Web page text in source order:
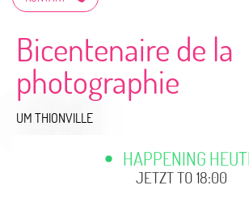
Bicentenaire de la
photographie
UM THIONVILLE
HAPPENING
JETZT TO 18:00